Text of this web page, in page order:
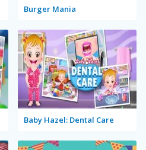
Burger Mania
Baby Hazel: Dental Care